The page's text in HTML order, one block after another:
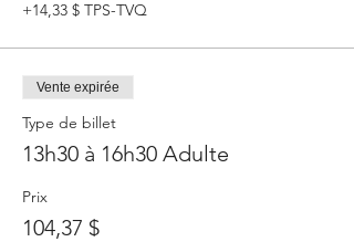
+14,33 $ TPS-TVQ
Vente expirée
Type de billet
13h30 à 16h30 Adulte
Prix
104,37 $